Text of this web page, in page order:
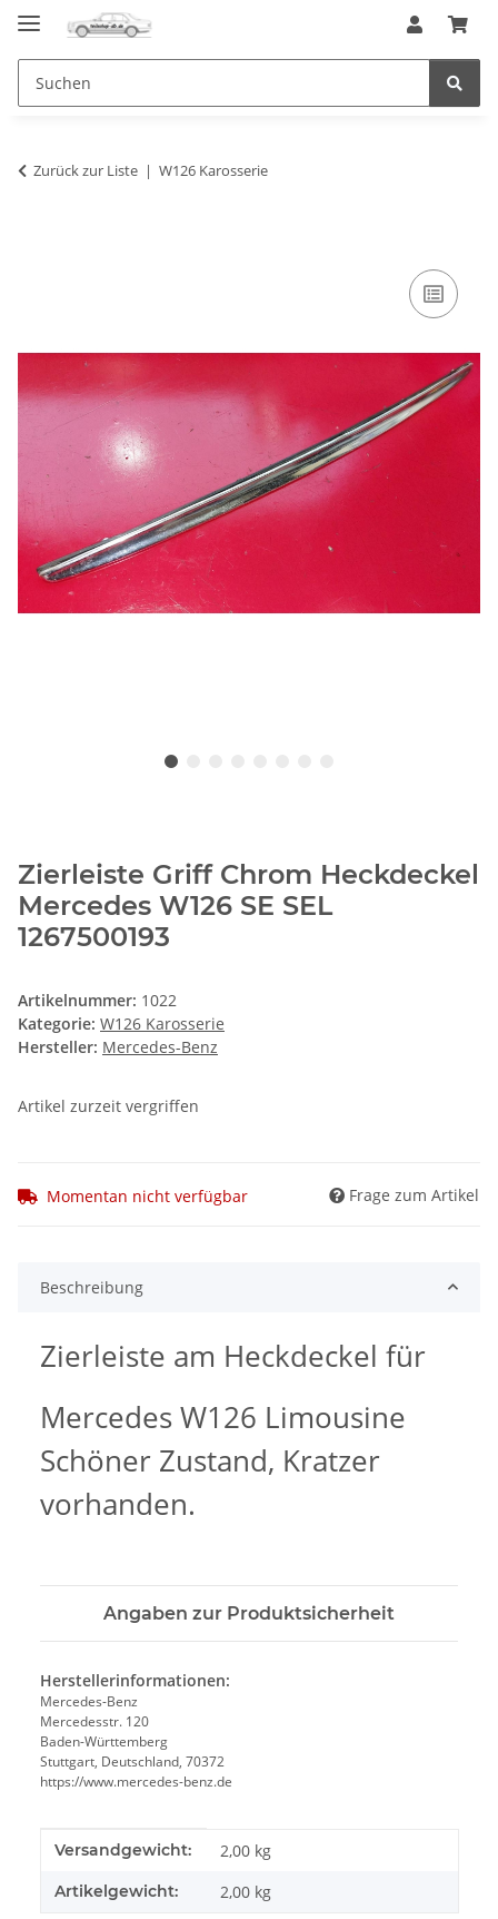
Zurück zur Liste W126 Karosserie
Zierleiste Griff Chrom Heckdeckel
Mercedes W126 SE SEL
1267500193
Artikelnummer: 1022
Kategorie: W126 Karosserie
Hersteller: Mercedes-Benz
Artikel zurzeit vergriffen
Momentan nicht verfügbar Frage zum Artikel
Beschreibung
Zierleiste am Heckdeckel für
Mercedes W126 Limousine
Schöner Zustand, Kratzer
vorhanden.
Angaben zur Produktsicherheit
Herstellerinformationen:
Mercedes-Benz
Mercedesstr. 120
Baden-Württemberg
Stuttgart, Deutschland, 70372
https://www.mercedes-benz.de
Produkteigenschaft
Wert
Versandgewicht: 2,00 kg
Artikelgewicht: 2,00 kg